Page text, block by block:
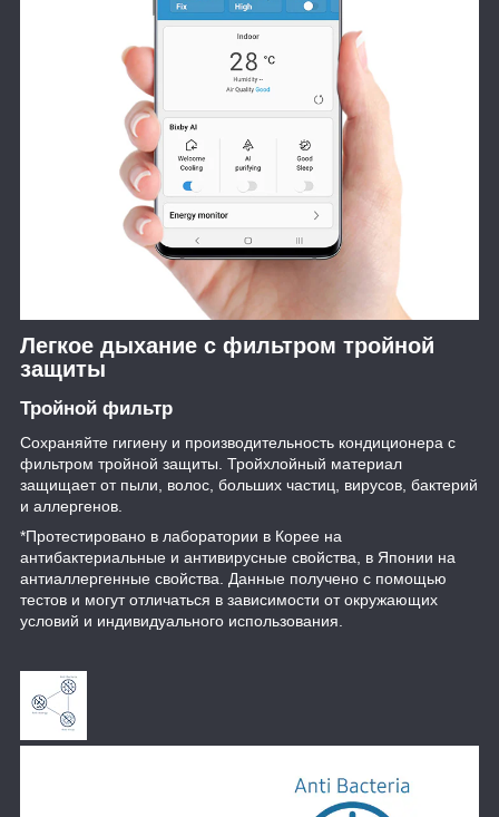
Легкое дыхание с фильтром тройной
защиты
Тройной фильтр
Сохраняйте гигиену и производительность кондиционера с
фильтром тройной защиты. Тройхлойный материал
защищает от пыли, волос, больших частиц, вирусов, бактерий
и аллергенов.
*Протестировано в лаборатории в Корее на
антибактериальные и антивирусные свойства, в Японии на
антиаллергенные свойства. Данные получено с помощью
тестов и могут отличаться в зависимости от окружающих
условий и индивидуального использования.